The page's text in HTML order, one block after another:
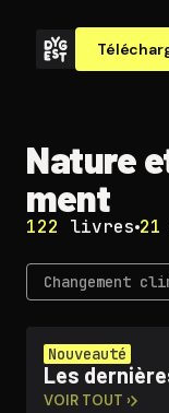
Nature
ment
122 livres 21
Changement
Nouveauté
Les
VOIR TOUT ›